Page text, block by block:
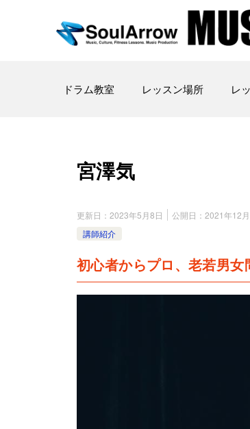
ドラム教室 レッスン場所 レ
宮澤気
更新日： 2023年5月8日 公開日： 2021年12
講師紹介
初心者からプロ、老若男